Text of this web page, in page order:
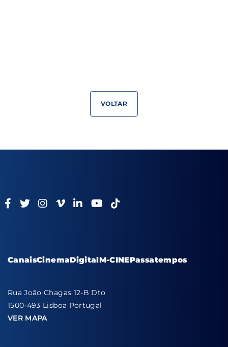
VOLTAR
CanaisCinemaDigitalM-CINEPassatempos
Rua João Chagas 12-B Dto
1500-493 Lisboa Portugal
VER MAPA